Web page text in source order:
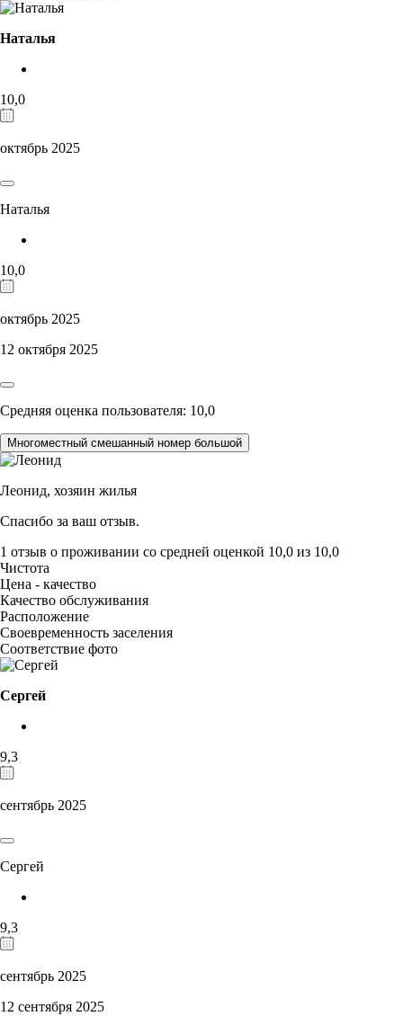
Наталья
10,0
октябрь 2025
Наталья
10,0
октябрь 2025
12 октября 2025
Средняя оценка пользователя: 10,0
Многоместный смешанный номер большой
Леонид, хозяин жилья
Спасибо за ваш отзыв.
1 отзыв о проживании со средней оценкой 10,0 из 10,0
Чистота
Цена - качество
Качество обслуживания
Расположение
Своевременность заселения
Соответствие фото
Сергей
9,3
сентябрь 2025
Сергей
9,3
сентябрь 2025
12 сентября 2025